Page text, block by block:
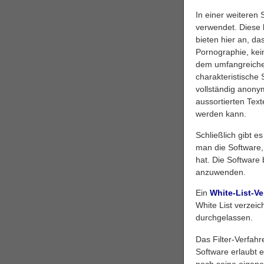
In einer weiteren
verwendet. Diese
bieten hier an,
Pornographie,
dem
charakteristische
vollständig
aussortierten
werden kann.
Schließlich gibt
man die
hat. Die Software
anzuwenden.
Ein White-List-
White List
durchgelassen.
Das Filter-
Software erlaubt